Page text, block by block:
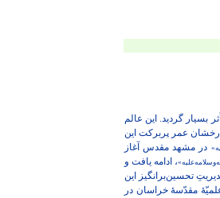
بسیار گردید. این عالم
عمر پربرکت این
در مشهد مقدس آغاز
، ادامه یافت و
تحسین‌برانگیز این
مقدّسۀ خراسان در